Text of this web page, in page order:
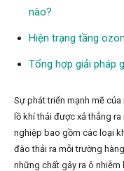
nào?
Hiện trạng tầng
Tổng hợp giải pháp
Sự phát triển mạnh mẽ
lồ khí thải được xả thẳng
nghiệp bao gồm các loại
đào thải ra mỗi trường
những chất gây ra ô